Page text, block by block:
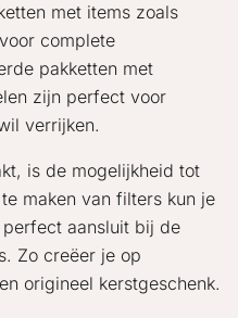
met items zoals
complete
pakketten met
zijn perfect voor
verrijken.
is de mogelijkheid tot
maken van filters kun je
aansluit bij de
Zo creëer je op
origineel kerstgeschenk.